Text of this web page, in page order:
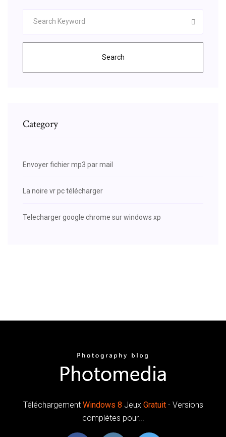
Search
Category
Envoyer fichier mp3 par mail
La noire vr pc télécharger
Telecharger google chrome sur windows xp
Téléchargement Windows 8 Jeux Gratuit- Versions
complètes pour...